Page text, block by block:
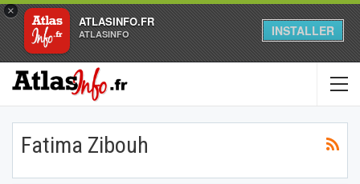
×
ATLASINFO.FR
ATLASINFO INSTALLER
Fatima Zibouh